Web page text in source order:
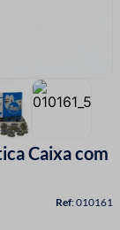
Caixa com
:010161